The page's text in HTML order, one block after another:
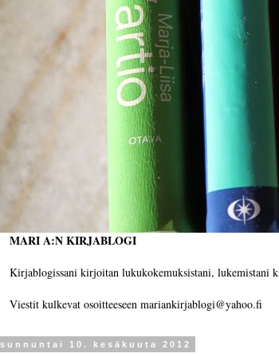
MARI A:N KIRJABLOGI
Kirjablogissani kirjoitan lukukokemuksistani, lukemistani
Viestit kulkevat osoitteeseen mariankirjablogi@yahoo.fi
sunnuntai 10. kesäkuuta 2012